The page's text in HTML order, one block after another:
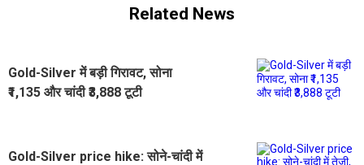
Related News
Gold-Silver में बड़ी गिरावट, सोना
₹1,135 और चांदी ₹3,888 टूटी
Gold-Silver price hike: सोने-चांदी में